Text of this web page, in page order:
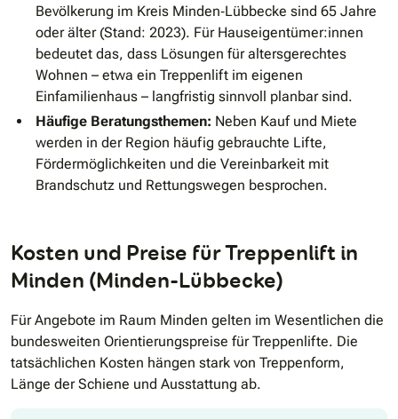
Bevölkerung im Kreis Minden‐Lübbecke sind 65 Jahre
oder älter (Stand: 2023). Für Hauseigentümer:innen
bedeutet das, dass Lösungen für altersgerechtes
Wohnen – etwa ein Treppenlift im eigenen
Einfamilienhaus – langfristig sinnvoll planbar sind.
Häufige Beratungsthemen: Neben Kauf und Miete
werden in der Region häufig gebrauchte Lifte,
Fördermöglichkeiten und die Vereinbarkeit mit
Brandschutz und Rettungswegen besprochen.
Kosten und Preise für Treppenlift in
Minden (Minden-Lübbecke)
Für Angebote im Raum Minden gelten im Wesentlichen die
bundesweiten Orientierungspreise für Treppenlifte. Die
tatsächlichen Kosten hängen stark von Treppenform,
Länge der Schiene und Ausstattung ab.